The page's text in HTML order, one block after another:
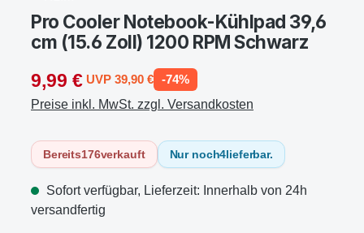
Pro Cooler Notebook-Kühlpad 39,6
cm (15.6 Zoll) 1200 RPM Schwarz
9,99 € UVP 39,90 € -74%
Preise inkl. MwSt. zzgl. Versandkosten
Bereits176verkauft Nur noch4lieferbar.
Sofort verfügbar, Lieferzeit: Innerhalb von 24h
versandfertig